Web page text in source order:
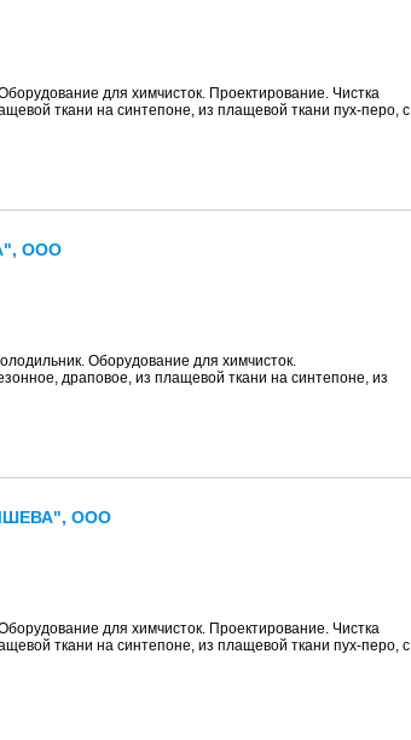
для химчисток. Проектирование. Чистка
ткани на синтепоне, из плащевой ткани пух-перо, с
ООО
Оборудование для химчисток.
драповое, из плащевой ткани на синтепоне, из
ООО
для химчисток. Проектирование. Чистка
ткани на синтепоне, из плащевой ткани пух-перо, с